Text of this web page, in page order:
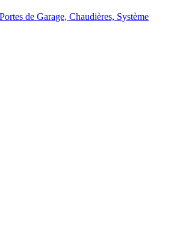
de Garage, Chaudières, Système